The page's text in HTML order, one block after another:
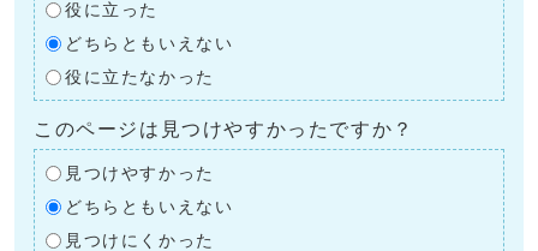
役に立った
どちらともいえない
役に立たなかった
このページは見つけやすかったですか？
見つけやすかった
どちらともいえない
見つけにくかった